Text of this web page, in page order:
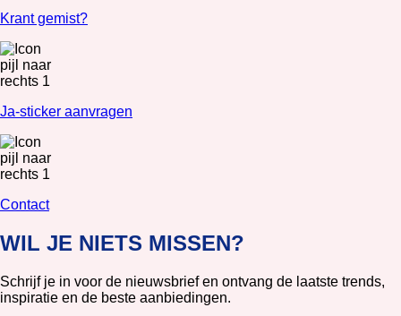
Krant gemist?
Ja-sticker aanvragen
Contact
WIL JE NIETS MISSEN?
Schrijf je in voor de nieuwsbrief en ontvang de laatste trends,
inspiratie en de beste aanbiedingen.